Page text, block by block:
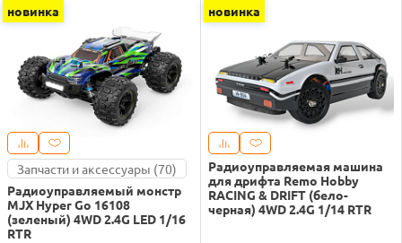
новинка
Запчасти и аксессуары (70)
Радиоуправляемый монстр
MJX Hyper Go 16108
(зеленый) 4WD 2.4G LED 1/16
RTR
новинка
Радиоуправляемая машина
для дрифта Remo Hobby
RACING & DRIFT (бело-
черная) 4WD 2.4G 1/14 RTR